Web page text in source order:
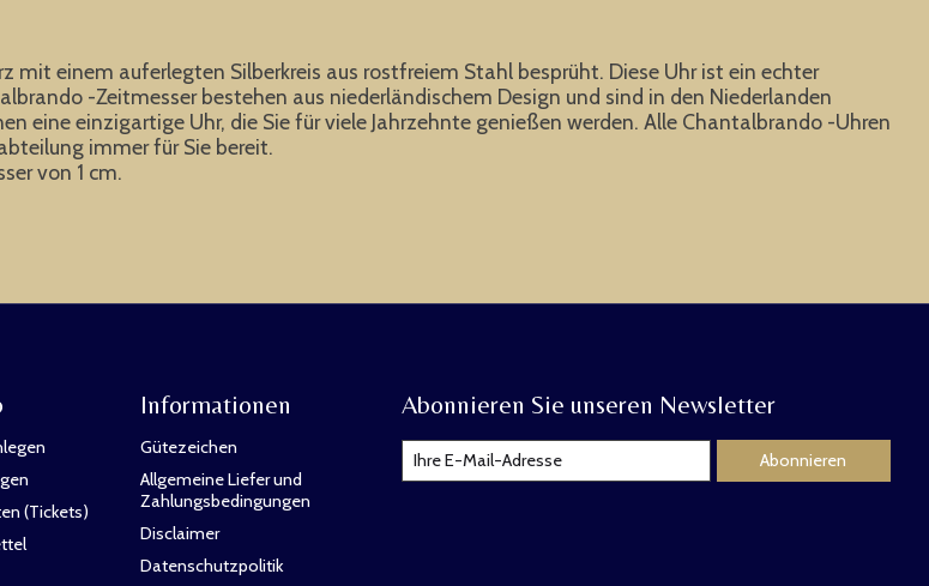
einem auferlegten Silberkreis aus rostfreiem Stahl besprüht. Diese Uhr ist ein echter
-Zeitmesser bestehen aus niederländischem Design und sind in den Niederlanden
eine einzigartige Uhr, die Sie für viele Jahrzehnte genießen werden. Alle Chantalbrando -Uhren
immer für Sie bereit.
von 1 cm.
(Tickets)
Informationen
Gütezeichen
Allgemeine Liefer und
Zahlungsbedingungen
Disclaimer
Datenschutzpolitik
Abonnieren Sie unseren Newsletter
Abonnieren